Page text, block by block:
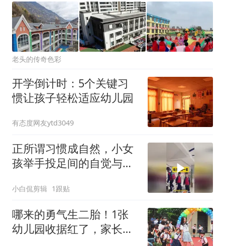
老头的传奇色彩
开学倒计时：5个关键习
惯让孩子轻松适应幼儿园
有态度网友ytd3049
正所谓习惯成自然，小女
孩举手投足间的自觉与勤
小白侃剪辑 1跟贴
哪来的勇气生二胎！1张
幼儿园收据红了，家长：